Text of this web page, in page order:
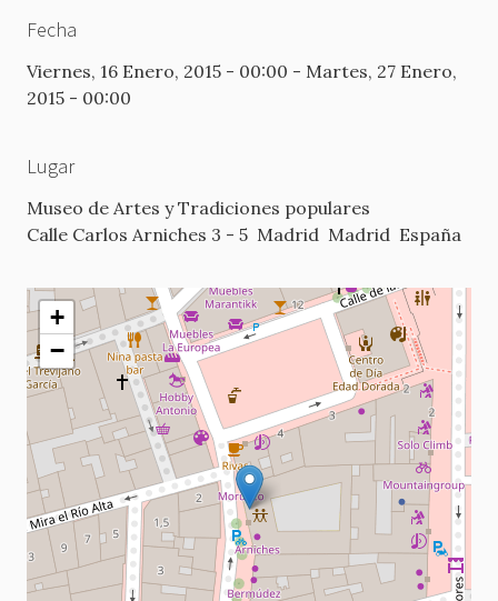
Fecha
Viernes, 16 Enero, 2015 - 00:00 - Martes, 27 Enero,
2015 - 00:00
Lugar
Museo de Artes y Tradiciones populares
Calle Carlos Arniches 3 - 5 Madrid Madrid España
+
−